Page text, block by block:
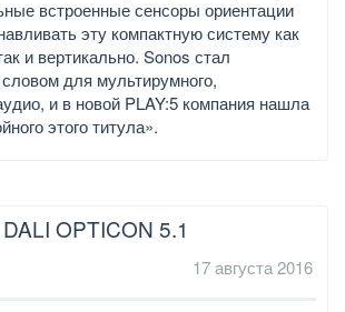
встроенные сенсоры ориентации
эту компактную систему как
и вертикально. Sonos стал
для мультирумного,
и в новой PLAY:5 компания нашла
этого титула».
DALI OPTICON 5.1
17 августа 2016